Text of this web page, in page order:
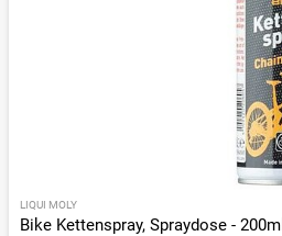
LIQUI MOLY
Bike Kettenspray, Spraydose - 200ml